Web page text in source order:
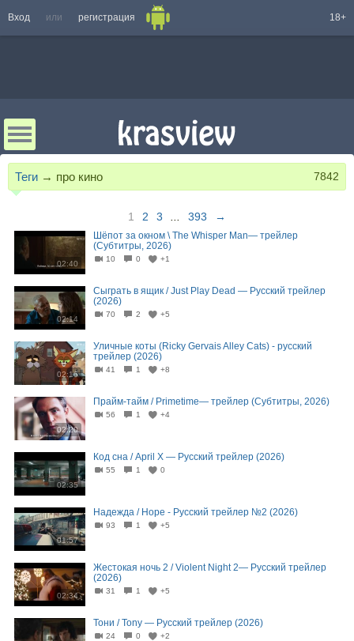
Вход или регистрация 18+
Теги → про кино 7842
1 2 3 393 →
02:40
Шёпот за окном \ The Whisper Man— трейлер
(Субтитры, 2026)
10 0 +1
02:14
Сыграть в ящик / Just Play Dead — Русский трейлер
(2026)
70 2 +5
02:16
Уличные коты (Ricky Gervais Alley Cats) - русский
трейлер (2026)
41 1 +8
02:20
Прайм-тайм / Primetime— трейлер (Субтитры, 2026)
56 1 +4
02:35
Код сна / April X — Русский трейлер (2026)
55 1 0
01:57
Надежда / Hope - Русский трейлер №2 (2026)
93 1 +5
02:34
Жестокая ночь 2 / Violent Night 2— Русский трейлер
(2026)
31 1 +5
Тони / Tony — Русский трейлер (2026)
24 0 +2